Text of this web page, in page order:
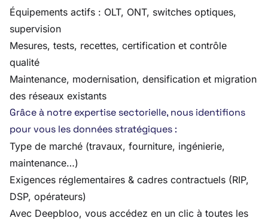
Équipements actifs : OLT, ONT, switches optiques,
supervision
Mesures, tests, recettes, certification et contrôle
qualité
Maintenance, modernisation, densification et migration
des réseaux existants
Grâce à notre expertise sectorielle, nous identifions
pour vous les données stratégiques :
Type de marché (travaux, fourniture, ingénierie,
maintenance…)
Exigences réglementaires & cadres contractuels (RIP,
DSP, opérateurs)
Avec Deepbloo, vous accédez en un clic à toutes les